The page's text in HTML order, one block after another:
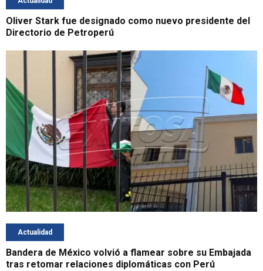
Oliver Stark fue designado como nuevo presidente del
Directorio de Petroperú
Actualidad
Bandera de México volvió a flamear sobre su Embajada
tras retomar relaciones diplomáticas con Perú